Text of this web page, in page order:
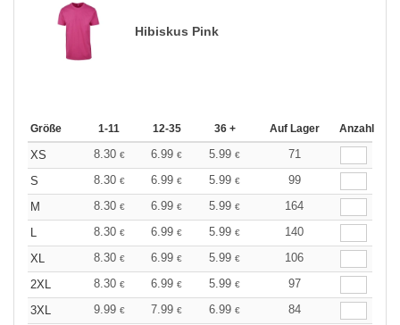
Hibiskus Pink
Größe 1-11 12-35 36 + Auf Lager Anzahl
XS 8.30 € 6.99 € 5.99 €
71
S
8.30 € 6.99 € 5.99 €
99
M
8.30 € 6.99 € 5.99 €
164
8.30 € 6.99 € 5.99 €
140
XL
8.30 € 6.99 € 5.99 €
106
2XL
8.30 € 6.99 € 5.99 €
97
3XL
9.99 € 7.99 € 6.99 €
84